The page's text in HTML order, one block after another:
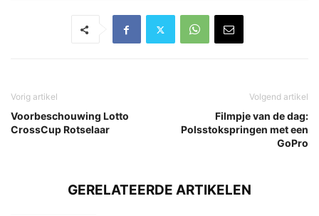
Vorig artikel
Voorbeschouwing Lotto
CrossCup Rotselaar
Volgend artikel
Filmpje van de dag:
Polsstokspringen met een
GoPro
GERELATEERDE ARTIKELEN